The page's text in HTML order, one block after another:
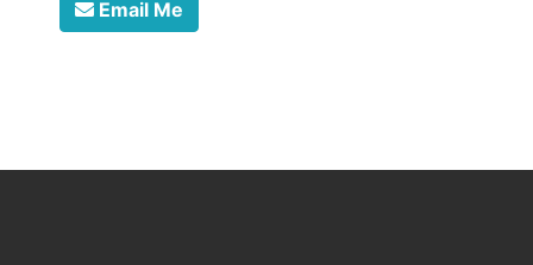
Email Me